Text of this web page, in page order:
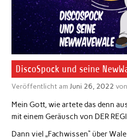
DiscoSpock und seine
Veröffentlicht am Juni 26, 2022 von
Mein Gott, wie artete das denn
mit einem Geräusch von DER
Dann viel „Fachwissen“ über